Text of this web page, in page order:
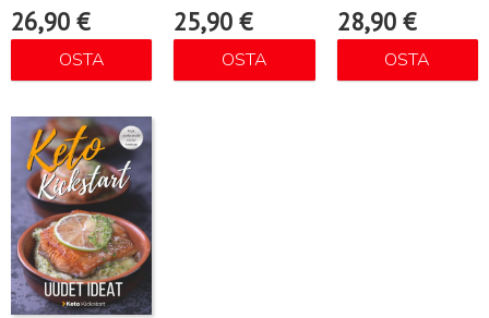
26,90 €
OSTA
25,90€
OSTA
28,90 €
OSTA
Lue lisää